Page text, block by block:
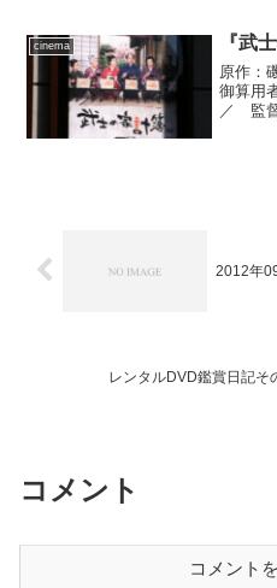
cinema 『武
原作：
御算用
／ 監
2012年
レンタルDVD鑑賞日記そ
コメント
コメント